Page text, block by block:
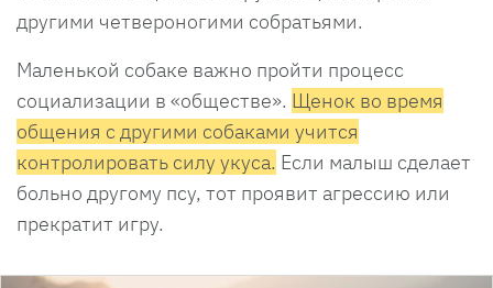
другими четвероногими собратьями.
Маленькой собаке важно пройти процесс
социализации в «обществе». Щенок во время
общения с другими собаками учится
контролировать силу укуса. Если малыш сделает
больно другому псу, тот проявит агрессию или
прекратит игру.